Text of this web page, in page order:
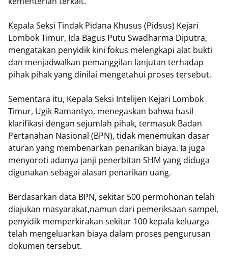
Kepala Seksi Tindak Pidana Khusus (Pidsus) Kejari
Lombok Timur, Ida Bagus Putu Swadharma Diputra,
mengatakan penyidik kini fokus melengkapi alat bukti
dan menjadwalkan pemanggilan lanjutan terhadap
pihak pihak yang dinilai mengetahui proses tersebut.
Sementara itu, Kepala Seksi Intelijen Kejari Lombok
Timur, Ugik Ramantyo, menegaskan bahwa hasil
klarifikasi dengan sejumlah pihak, termasuk Badan
Pertanahan Nasional (BPN), tidak menemukan dasar
aturan yang membenarkan penarikan biaya. Ia juga
menyoroti adanya janji penerbitan SHM yang diduga
digunakan sebagai alasan penarikan uang.
Berdasarkan data BPN, sekitar 500 permohonan telah
diajukan masyarakat,namun dari pemeriksaan sampel,
penyidik memperkirakan sekitar 100 kepala keluarga
telah mengeluarkan biaya dalam proses pengurusan
dokumen tersebut.